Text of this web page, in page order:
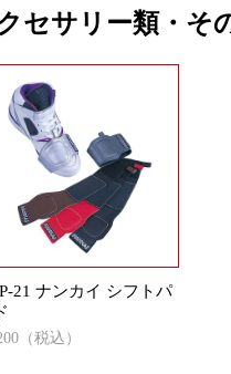
セサリー類・そ
21 ナンカイ シフトパ
（税込）